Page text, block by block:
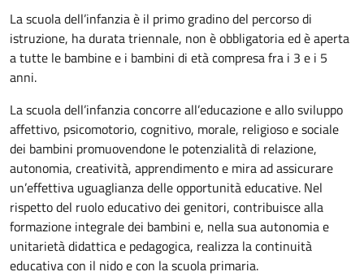
La scuola dell’infanzia è il primo gradino del percorso di
istruzione, ha durata triennale, non è obbligatoria ed è aperta
a tutte le bambine e i bambini di età compresa fra i 3 e i 5
anni.
La scuola dell’infanzia concorre all’educazione e allo sviluppo
affettivo, psicomotorio, cognitivo, morale, religioso e sociale
dei bambini promuovendone le potenzialità di relazione,
autonomia, creatività, apprendimento e mira ad assicurare
un’effettiva uguaglianza delle opportunità educative. Nel
rispetto del ruolo educativo dei genitori, contribuisce alla
formazione integrale dei bambini e, nella sua autonomia e
unitarietà didattica e pedagogica, realizza la continuità
educativa con il nido e con la scuola primaria.